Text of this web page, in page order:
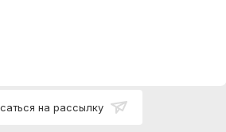
на рассылку